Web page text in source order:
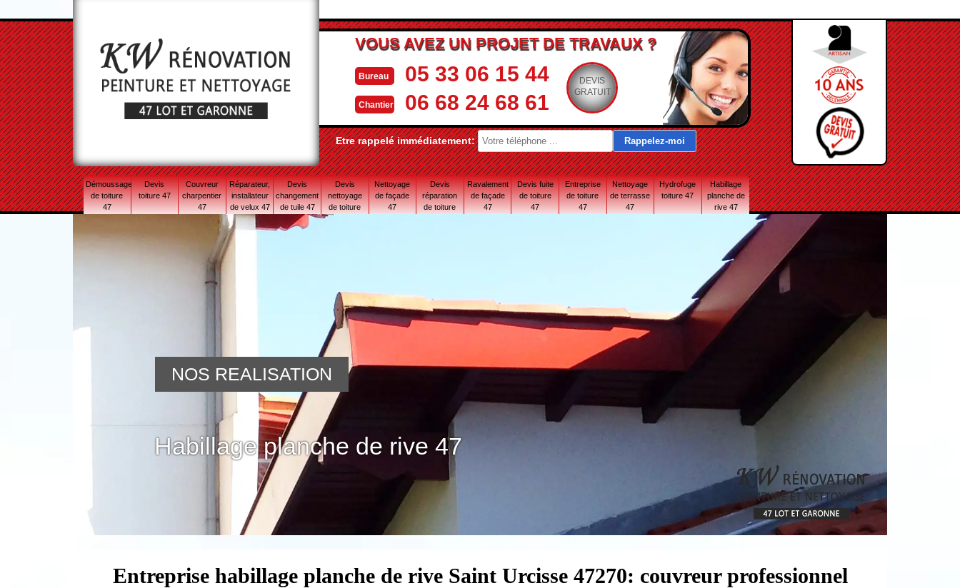
VOUS AVEZ UN PROJET DE TRAVAUX ?
Bureau 05 33 06 15 44
Chantier 06 68 24 68 61
DEVIS
GRATUIT
Etre rappelé immédiatement:
Démoussage
de toiture
47
Devis
toiture 47
Couvreur
charpentier
47
Réparateur,
installateur
de velux 47
Devis
changement
de tuile 47
Devis
nettoyage
de toiture
Nettoyage
de façade
47
Devis
réparation
de toiture
Ravalement
de façade
47
Devis fuite
de toiture
47
Entreprise
de toiture
47
Nettoyage
de terrasse
47
Hydrofuge
toiture 47
Habillage
planche de
rive 47
Habillage planche de rive 47
NOS REALISATION
Entreprise habillage planche de rive Saint Urcisse 47270: couvreur professionnel